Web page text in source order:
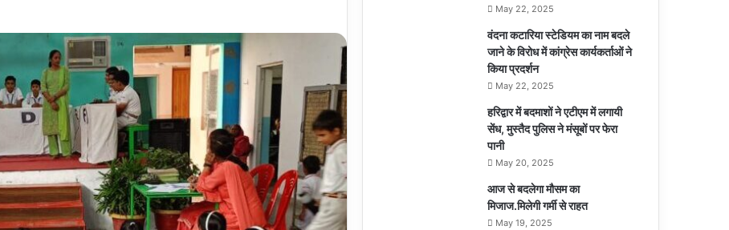
May 22, 2025
वंदना कटारिया स्टेडियम का नाम बदले
जाने के विरोध में कांग्रेस कार्यकर्ताओं ने
किया प्रदर्शन
May 22, 2025
हरिद्वार में बदमाशों ने एटीएम में लगायी
सेंध, मुस्तैद पुलिस ने मंसूबों पर फेरा
पानी
May 20, 2025
आज से बदलेगा मौसम का
मिजाज.मिलेगी गर्मी से राहत
May 19, 2025